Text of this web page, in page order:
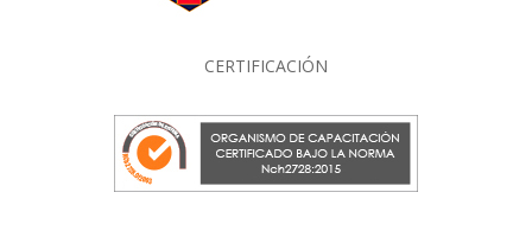
CERTIFICACIÓN